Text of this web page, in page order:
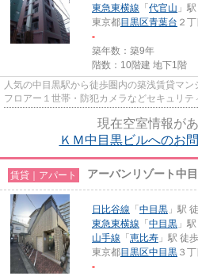
東急東横線 「 代官山 」
東京都目黒区青葉台 ２
-
築年数：築9年
階数：10階建 地下1階
人気の中目黒駅から徒歩圏内の築浅賃貸マ
フロアー１世帯・防犯カメラなどセキュリ
現在空室情報があ
ＫＭ中目黒ビルへのお
賃貸｜アパート アーバンリゾート中
日比谷線 「 中目黒 」駅
東急東横線 「 中目黒 」
山手線 「 恵比寿 」駅 徒
東京都目黒区中目黒 ３
-